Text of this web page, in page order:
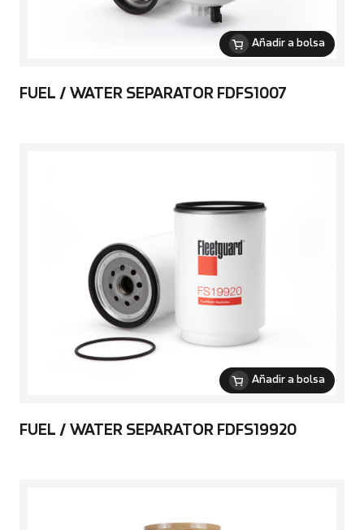
Añadir a bolsa
FUEL / WATER SEPARATOR FDFS1007
Añadir a bolsa
FUEL / WATER SEPARATOR FDFS19920